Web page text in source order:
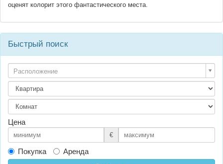
оценят колорит этого фантастического места.
Быстрый поиск
Расположение
Цена
€
Покупка
Аренда